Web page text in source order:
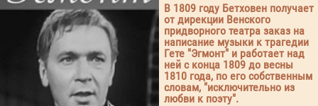
В 1809 году Бетховен получает
от дирекции Венского
придворного театра заказ на
написание музыки к трагедии
Гете "Эгмонт" и работает над
ней с конца 1809 до весны
1810 года, по его собственным
словам, "исключительно из
любви к поэту".